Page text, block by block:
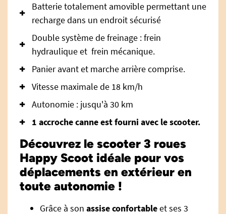
Batterie totalement amovible permettant une
recharge dans un endroit sécurisé
Double système de freinage : frein
hydraulique et frein mécanique.
Panier avant et marche arrière comprise.
Vitesse maximale de 18 km/h
Autonomie : jusqu'à 30 km
1 accroche canne est fourni avec le scooter.
Découvrez le scooter 3 roues
Happy Scoot idéale pour vos
déplacements en extérieur en
toute autonomie !
Grâce à son assise confortableet ses 3